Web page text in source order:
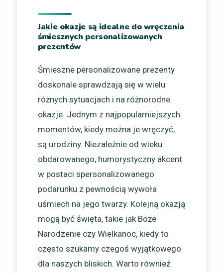
Jakie okazje są idealne do wręczenia
śmiesznych personalizowanych
prezentów
Śmieszne personalizowane prezenty
doskonale sprawdzają się w wielu
różnych sytuacjach i na różnorodne
okazje. Jednym z najpopularniejszych
momentów, kiedy można je wręczyć,
są urodziny. Niezależnie od wieku
obdarowanego, humorystyczny akcent
w postaci spersonalizowanego
podarunku z pewnością wywoła
uśmiech na jego twarzy. Kolejną okazją
mogą być święta, takie jak Boże
Narodzenie czy Wielkanoc, kiedy to
często szukamy czegoś wyjątkowego
dla naszych bliskich. Warto również